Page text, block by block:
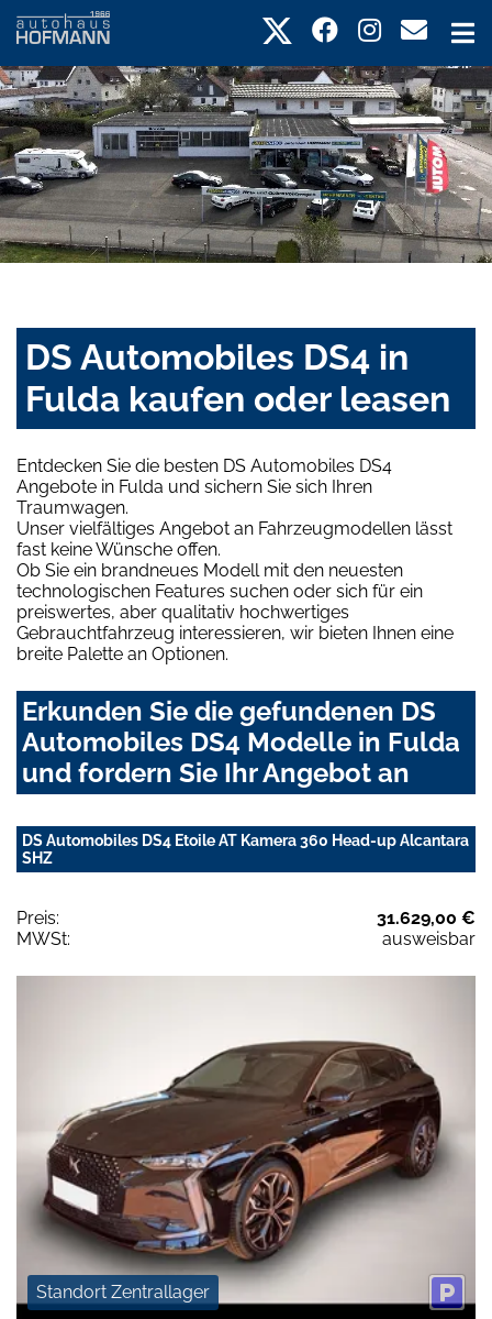
DS Automobiles DS4 in
Fulda kaufen oder leasen
Entdecken Sie die besten DS Automobiles DS4
Angebote in Fulda und sichern Sie sich Ihren
Traumwagen.
Unser vielfältiges Angebot an Fahrzeugmodellen lässt
fast keine Wünsche offen.
Ob Sie ein brandneues Modell mit den neuesten
technologischen Features suchen oder sich für ein
preiswertes, aber qualitativ hochwertiges
Gebrauchtfahrzeug interessieren, wir bieten Ihnen eine
breite Palette an Optionen.
Erkunden Sie die gefundenen DS
Automobiles DS4 Modelle in Fulda
und fordern Sie Ihr Angebot an
DS Automobiles DS4 Etoile AT Kamera 360 Head-up Alcantara
SHZ
Preis:
31.629,00 €
MWSt:
ausweisbar
Standort Zentrallager